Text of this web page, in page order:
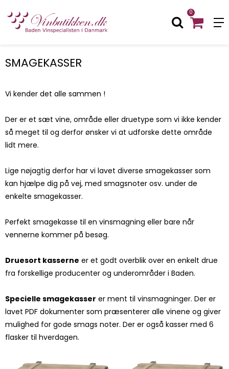
0
SMAGEKASSER
Vi kender det alle sammen !
Der er et sæt vine, område eller druetype som vi ikke kender
så meget til og derfor ønsker vi at udforske dette område
lidt mere.
Lige nøjagtig derfor har vi lavet diverse smagekasser som
kan hjælpe dig på vej, med smagsnoter osv. under de
enkelte smagekasser.
Perfekt smagekasse til en vinsmagning eller bare når
vennerne kommer på besøg.
Druesort kasserne er et godt overblik over en enkelt drue
fra forskellige producenter og underområder i Baden.
Specielle smagekasser er ment til vinsmagninger. Der er
lavet PDF dokumenter som præsenterer alle vinene og giver
mulighed for gode smags noter. Der er også kasser med 6
flasker til hverdagen.